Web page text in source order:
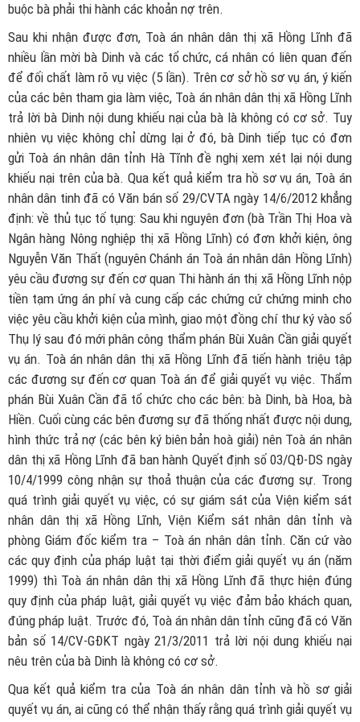
buộc bà phải thi hành các khoản nợ trên.
Sau khi nhận được đơn, Toà án nhân dân thị xã Hồng Lĩnh đã
nhiều lần mời bà Dinh và các tổ chức, cá nhân có liên quan đến
để đối chất làm rõ vụ việc (5 lần). Trên cơ sở hồ sơ vụ án, ý kiến
của các bên tham gia làm việc, Toà án nhân dân thị xã Hồng Lĩnh
trả lời bà Dinh nội dung khiếu nại của bà là không có cơ sở. Tuy
nhiên vụ việc không chỉ dừng lại ở đó, bà Dinh tiếp tục có đơn
gửi Toà án nhân dân tỉnh Hà Tĩnh đề nghị xem xét lại nội dung
khiếu nại trên của bà. Qua kết quả kiểm tra hồ sơ vụ án, Toà án
nhân dân tinh đã có Văn bán số 29/CVTA ngày 14/6/2012 khẳng
định: về thủ tục tố tụng: Sau khi nguyên đơn (bà Trần Thị Hoa và
Ngân hàng Nông nghiệp thị xã Hồng Lĩnh) có đơn khởi kiện, ông
Nguyễn Văn Thất (nguyên Chánh án Toà án nhân dân Hồng Lĩnh)
yêu cầu đương sự đến cơ quan Thi hành án thị xã Hồng Lĩnh nộp
tiền tạm ứng án phí và cung cấp các chứng cứ chứng minh cho
việc yêu cầu khởi kiện của mình, giao một đồng chí thư ký vào sổ
Thụ lý sau đó mới phân công thẩm phán Bùi Xuân Cần giải quyết
vụ án. Toà án nhân dân thị xã Hồng Lĩnh đã tiến hành triệu tập
các đương sự đến cơ quan Toà án để giải quyết vụ việc. Thẩm
phán Bùi Xuân Cần đã tổ chức cho các bên: bà Dinh, bà Hoa, bà
Hiền. Cuối cùng các bên đương sự đã thống nhất được nội dung,
hình thức trả nợ (các bên ký biên bản hoà giải) nên Toà án nhân
dân thị xã Hồng Lĩnh đã ban hành Quyết định số 03/QĐ-DS ngày
10/4/1999 công nhận sự thoả thuận của các đương sự. Trong
quá trình giải quyết vụ việc, có sự giám sát của Viện kiểm sát
nhân dân thị xã Hồng Lĩnh, Viện Kiểm sát nhân dân tỉnh và
phòng Giám đốc kiểm tra – Toà án nhân dân tỉnh. Căn cứ vào
các quy định của pháp luật tại thời điểm giải quyết vụ án (năm
1999) thì Toà án nhân dân thị xã Hồng Lĩnh đã thực hiện đúng
quy định của pháp luật, giải quyết vụ việc đảm bảo khách quan,
đúng pháp luật. Trước đó, Toà án nhân dân tỉnh cũng đã có Văn
bản số 14/CV-GĐKT ngày 21/3/2011 trả lời nội dung khiếu nại
nêu trên của bà Dinh là không có cơ sở.
Qua kết quả kiểm tra của Toà án nhân dân tỉnh và hồ sơ giải
quyết vụ án, ai cũng có thể nhận thấy rằng quá trình giải quyết vụ